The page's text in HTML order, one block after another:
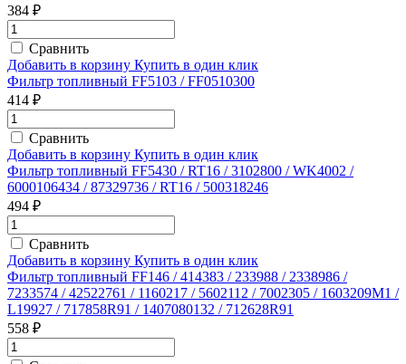
384 ₽
Сравнить
Добавить в корзину Купить в один клик
Фильтр топливный FF5103 / FF0510300
414 ₽
Сравнить
Добавить в корзину Купить в один клик
Фильтр топливный FF5430 / RT16 / 3102800 / WK4002 /
6000106434 / 87329736 / RT16 / 500318246
494 ₽
Сравнить
Добавить в корзину Купить в один клик
Фильтр топливный FF146 / 414383 / 233988 / 2338986 /
7233574 / 42522761 / 1160217 / 5602112 / 7002305 / 1603209M1 /
L19927 / 717858R91 / 1407080132 / 712628R91
558 ₽